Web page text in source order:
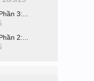
3:...
2:...